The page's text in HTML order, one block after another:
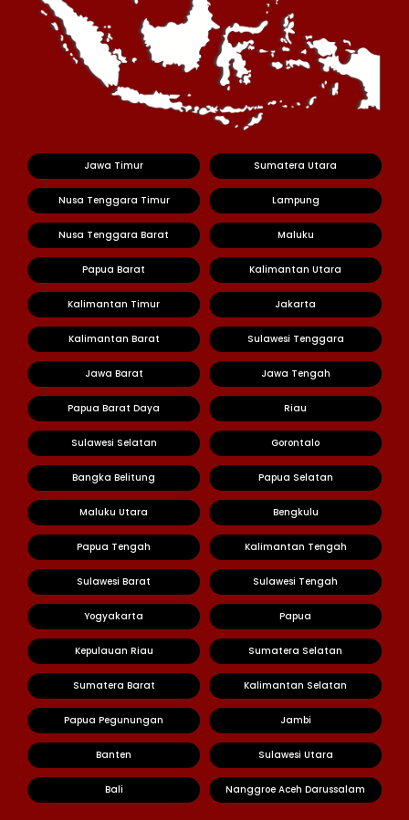
Jawa Timur Sumatera Utara
Nusa Tenggara Timur Lampung
Nusa Tenggara Barat Maluku
Papua Barat Kalimantan Utara
Kalimantan Timur Jakarta
Kalimantan Barat Sulawesi Tenggara
Jawa Barat Jawa Tengah
Papua Barat Daya Riau
Sulawesi Selatan Gorontalo
Bangka Belitung Papua Selatan
Maluku Utara Bengkulu
Papua Tengah Kalimantan Tengah
Sulawesi Barat Sulawesi Tengah
Yogyakarta Papua
Kepulauan Riau Sumatera Selatan
Sumatera Barat Kalimantan Selatan
Papua Pegunungan Jambi
Banten Sulawesi Utara
Bali Nanggroe Aceh Darussalam